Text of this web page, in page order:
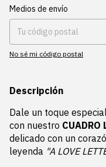
Entregas para el CP:
Medios de envío
No sé mi código postal
Descripción
Dale un toque
con nuestro CUADRO
delicado con un
leyenda "A LOVE